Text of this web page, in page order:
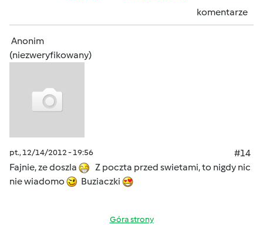
komentarze
Anonim
(niezweryfikowany)
pt., 12/14/2012 - 19:56
#14
Fajnie, ze doszla
Z poczta przed swietami, to nigdy nic
nie wiadomo
Buziaczki
Góra strony